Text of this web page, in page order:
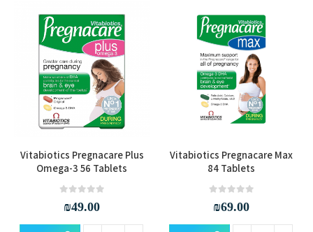
Vitabiotics Pregnacare Max
84 Tablets
₪69.00
Vitabiotics Pregnacare Plus
Omega-3 56 Tablets
₪49.00